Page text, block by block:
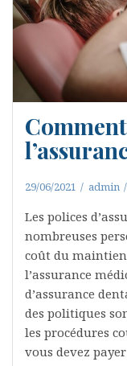
29/06/2021 admin
Les polices
nombreuses
coût du maintien
l’assurance
d’assurance
des politiques
les procédures
vous devez